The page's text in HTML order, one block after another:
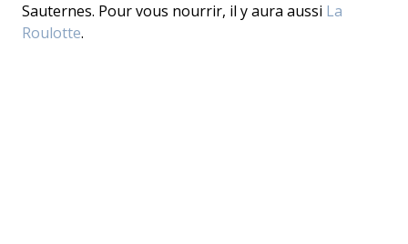
Sauternes. Pour vous nourrir, il y aura aussi La
Roulotte.